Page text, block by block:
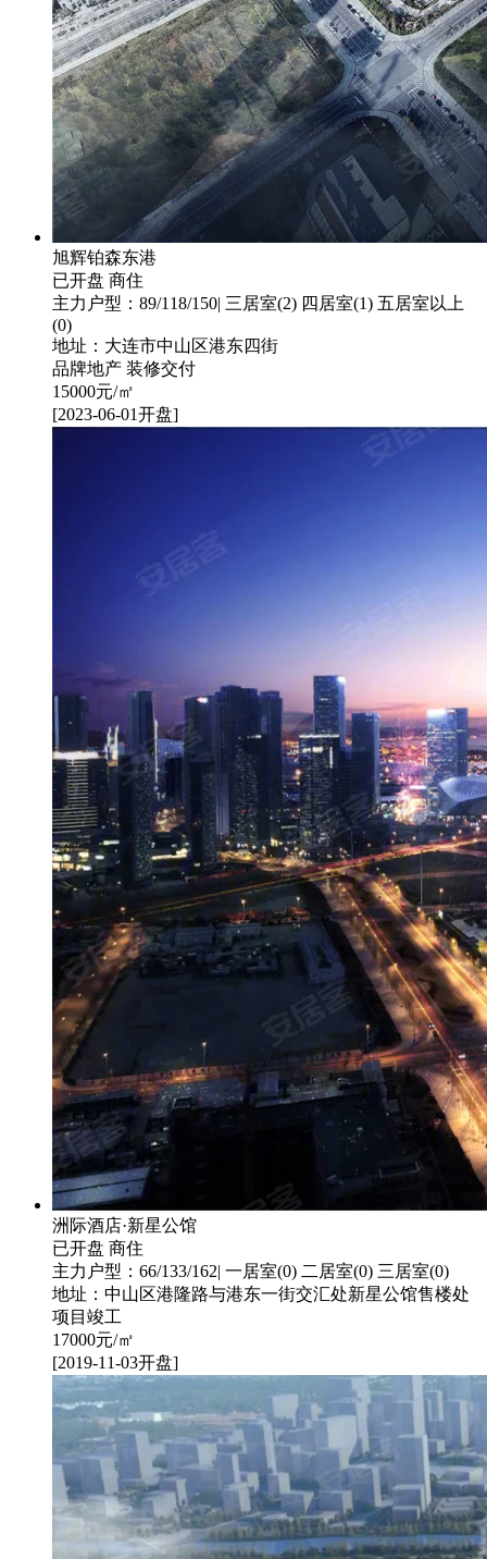
旭辉铂森东港
已开盘 商住
主力户型：89/118/150| 三居室(2) 四居室(1) 五居室以上
(0)
地址：大连市中山区港东四街
品牌地产 装修交付
15000元/㎡
[2023-06-01开盘]
洲际酒店·新星公馆
已开盘 商住
主力户型：66/133/162| 一居室(0) 二居室(0) 三居室(0)
地址：中山区港隆路与港东一街交汇处新星公馆售楼处
项目竣工
17000元/㎡
[2019-11-03开盘]